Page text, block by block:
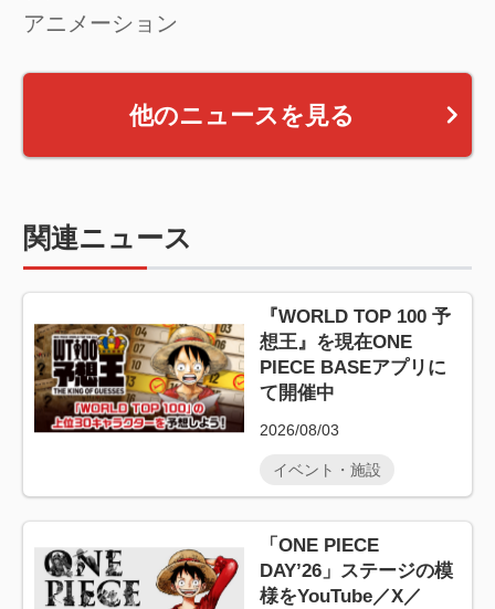
アニメーション
他のニュースを見る
関連ニュース
『WORLD TOP 100 予
想王』を現在ONE
PIECE BASEアプリに
て開催中
2026/08/03
イベント・施設
「ONE PIECE
DAY’26」ステージの模
様をYouTube／X／